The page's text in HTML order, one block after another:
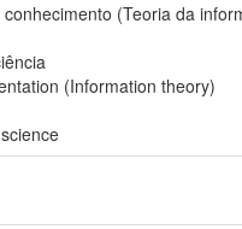
(Teoria da
(Information theory)